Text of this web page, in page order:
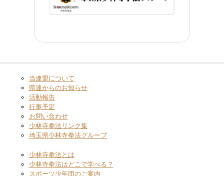
当連盟について
県連からのお知らせ
活動報告
行事予定
お問い合わせ
少林寺拳法リンク集
埼玉県少林寺拳法グループ
少林寺拳法とは
少林寺拳法はどこで学べる？
スポーツ少年団のご案内